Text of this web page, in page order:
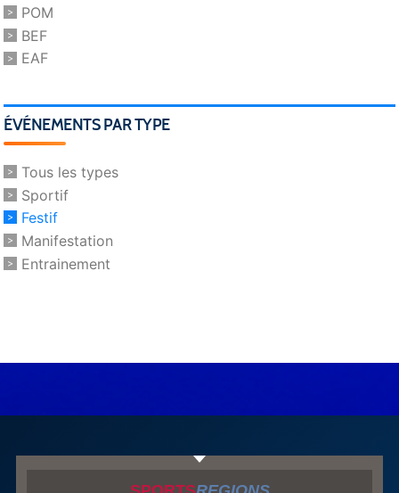
POM
BEF
EAF
ÉVÉNEMENTS PAR TYPE
Tous les types
Sportif
Festif
Manifestation
Entrainement